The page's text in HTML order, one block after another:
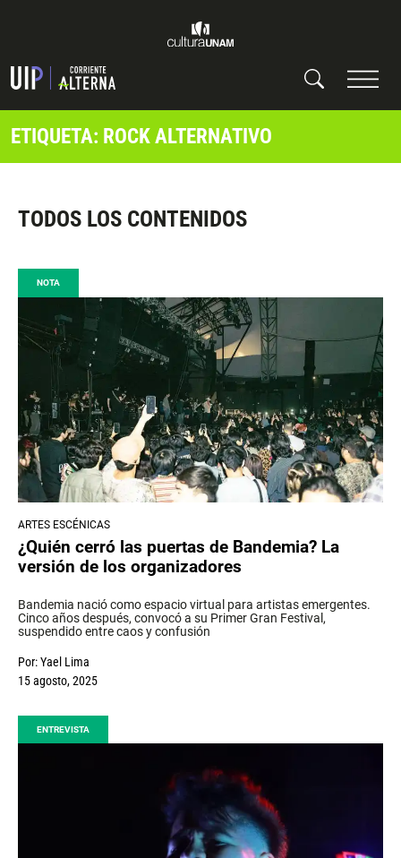
ETIQUETA: ROCK ALTERNATIVO
TODOS LOS CONTENIDOS
NOTA
ARTES ESCÉNICAS
¿Quién cerró las puertas de Bandemia? La
versión de los organizadores
Bandemia nació como espacio virtual para artistas emergentes.
Cinco años después, convocó a su Primer Gran Festival,
suspendido entre caos y confusión
Por:Yael Lima
15 agosto, 2025
ENTREVISTA